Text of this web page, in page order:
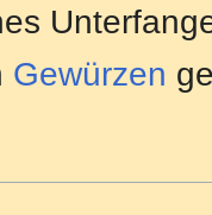
Gewürzen